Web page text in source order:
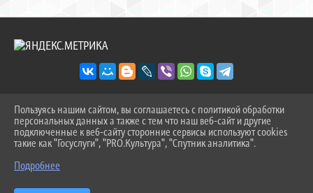
^
2026 Г. SOSH-9TOB.RU
ВХОД
КАРТА САЙТА
СДЕЛАНО НА KUBCMS
Пользуясь нашим сайтом, вы соглашаетесь с политикой обработки
персональных данных а также с тем что наш веб-сайт и другие
подключенные к веб-сайту сторонние сервисы используют cookies
такие как "Госуслуги", "PRO.Культура", "Спутник аналитика".
Подробнее